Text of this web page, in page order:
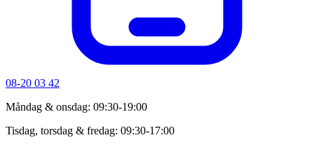
08-20 03 42
Måndag & onsdag: 09:30-19:00
Tisdag, torsdag & fredag: 09:30-17:00